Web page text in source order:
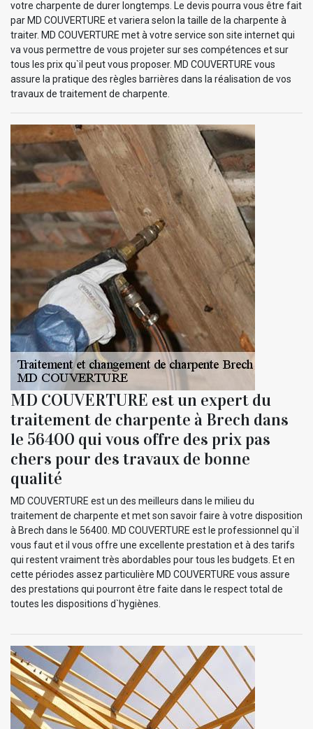
votre charpente de durer longtemps. Le devis pourra vous être fait
par MD COUVERTURE et variera selon la taille de la charpente à
traiter. MD COUVERTURE met à votre service son site internet qui
va vous permettre de vous projeter sur ses compétences et sur
tous les prix qu`il peut vous proposer. MD COUVERTURE vous
assure la pratique des règles barrières dans la réalisation de vos
travaux de traitement de charpente.
MD COUVERTURE est un expert du
traitement de charpente à Brech dans
le 56400 qui vous offre des prix pas
chers pour des travaux de bonne
qualité
MD COUVERTURE est un des meilleurs dans le milieu du
traitement de charpente et met son savoir faire à votre disposition
à Brech dans le 56400. MD COUVERTURE est le professionnel qu`il
vous faut et il vous offre une excellente prestation et à des tarifs
qui restent vraiment très abordables pour tous les budgets. Et en
cette périodes assez particulière MD COUVERTURE vous assure
des prestations qui pourront être faite dans le respect total de
toutes les dispositions d`hygiènes.